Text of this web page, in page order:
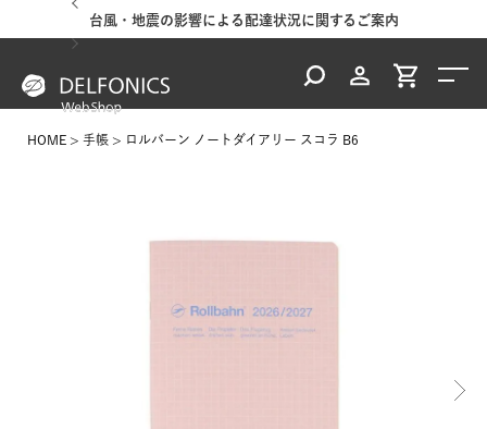
台風・地震の影響による配達状況に関するご案内
HOME 手帳 ロルバーン ノートダイアリー スコラ B6